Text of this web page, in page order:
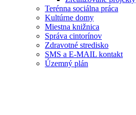
Terénna sociálna práca
Kultúrne domy
Miestna knižnica
Správa cintorínov
Zdravotné stredisko
SMS a E-MAIL kontakt
Územný plán